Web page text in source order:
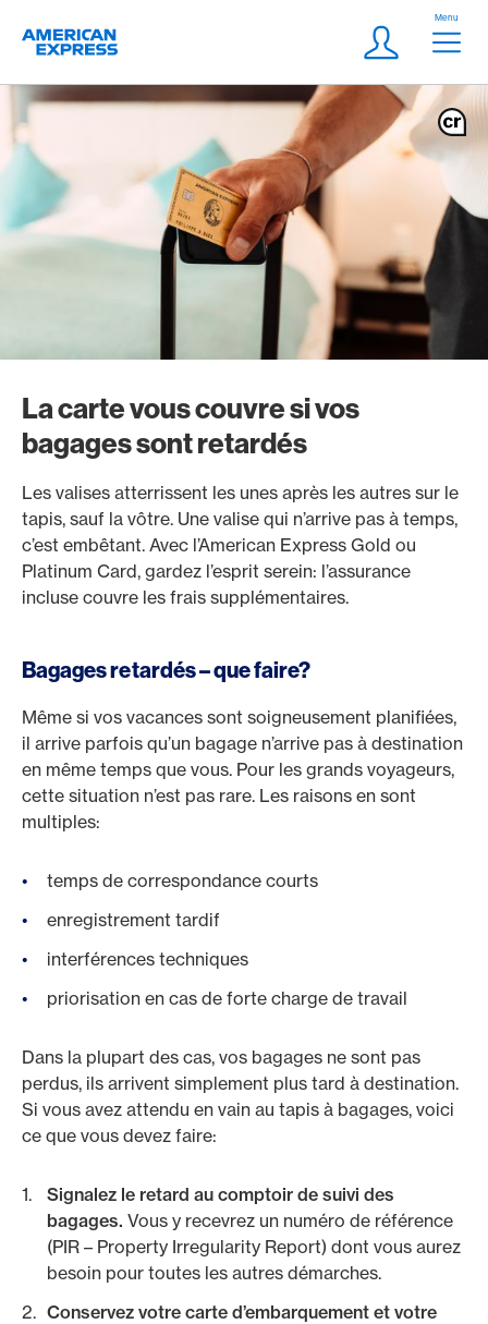
Logo
Meta
Login
Menu
La carte vous couvre si vos
bagages sont retardés
Les valises atterrissent les unes après les autres sur le
tapis, sauf la vôtre. Une valise qui n’arrive pas à temps,
c’est embêtant. Avec l’American Express Gold ou
Platinum Card, gardez l’esprit serein: l’assurance
incluse couvre les frais supplémentaires.
Bagages retardés – que faire?
Même si vos vacances sont soigneusement planifiées,
il arrive parfois qu’un bagage n’arrive pas à destination
en même temps que vous. Pour les grands voyageurs,
cette situation n’est pas rare. Les raisons en sont
multiples:
temps de correspondance courts
enregistrement tardif
interférences techniques
priorisation en cas de forte charge de travail
Dans la plupart des cas, vos bagages ne sont pas
perdus, ils arrivent simplement plus tard à destination.
Si vous avez attendu en vain au tapis à bagages, voici
ce que vous devez faire:
Signalez le retard au comptoir de suivi des
bagages. Vous y recevrez un numéro de référence
(PIR – Property Irregularity Report) dont vous aurez
besoin pour toutes les autres démarches.
Conservez votre carte d’embarquement et votre